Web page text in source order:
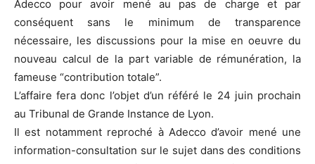
Adecco pour avoir mené au pas de charge et par
conséquent sans le minimum de transparence
nécessaire, les discussions pour la mise en oeuvre du
nouveau calcul de la part variable de rémunération, la
fameuse “contribution totale”.
L’affaire fera donc l’objet d’un référé le 24 juin prochain
au Tribunal de Grande Instance de Lyon.
Il est notamment reproché à Adecco d’avoir mené une
information-consultation sur le sujet dans des conditions